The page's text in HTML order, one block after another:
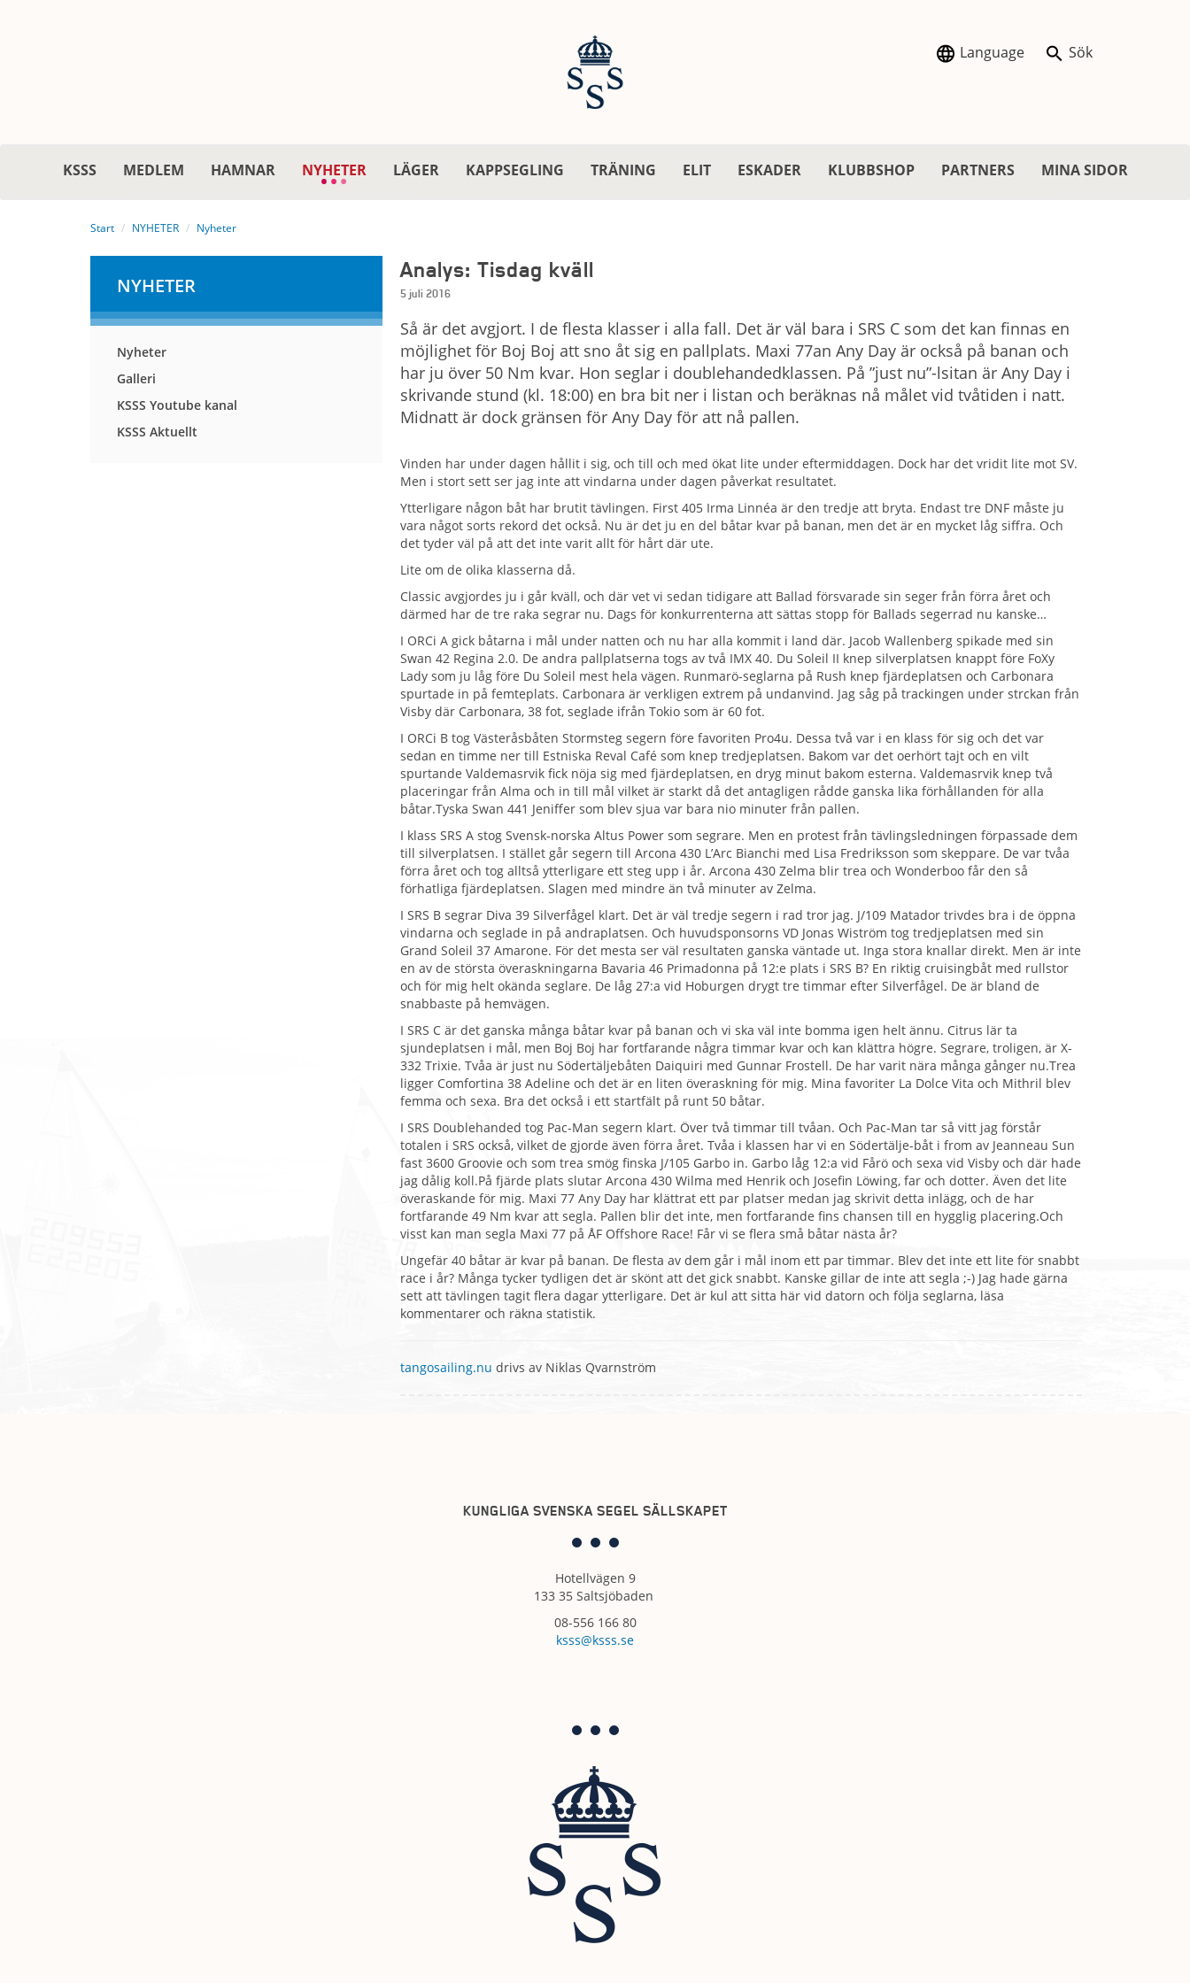
Language Sök
KSSS MEDLEM HAMNAR NYHETER LÄGER KAPPSEGLING TRÄNING ELIT ESKADER KLUBBSHOP PARTNERS MINA SIDOR
Start NYHETER Nyheter
NYHETER
Nyheter
Galleri
KSSS Youtube kanal
KSSS Aktuellt
Analys: Tisdag kväll
5 juli 2016
Så är det avgjort. I de flesta klasser i alla fall. Det är väl bara i SRS C som det kan finnas en
möjlighet för Boj Boj att sno åt sig en pallplats. Maxi 77an Any Day är också på banan och
har ju över 50 Nm kvar. Hon seglar i doublehandedklassen. På ”just nu”-lsitan är Any Day i
skrivande stund (kl. 18:00) en bra bit ner i listan och beräknas nå målet vid tvåtiden i natt.
Midnatt är dock gränsen för Any Day för att nå pallen.
Vinden har under dagen hållit i sig, och till och med ökat lite under eftermiddagen. Dock har det vridit lite mot SV.
Men i stort sett ser jag inte att vindarna under dagen påverkat resultatet.
Ytterligare någon båt har brutit tävlingen. First 405 Irma Linnéa är den tredje att bryta. Endast tre DNF måste ju
vara något sorts rekord det också. Nu är det ju en del båtar kvar på banan, men det är en mycket låg siffra. Och
det tyder väl på att det inte varit allt för hårt där ute.
Lite om de olika klasserna då.
Classic avgjordes ju i går kväll, och där vet vi sedan tidigare att Ballad försvarade sin seger från förra året och
därmed har de tre raka segrar nu. Dags för konkurrenterna att sättas stopp för Ballads segerrad nu kanske…
I ORCi A gick båtarna i mål under natten och nu har alla kommit i land där. Jacob Wallenberg spikade med sin
Swan 42 Regina 2.0. De andra pallplatserna togs av två IMX 40. Du Soleil II knep silverplatsen knappt före FoXy
Lady som ju låg före Du Soleil mest hela vägen. Runmarö-seglarna på Rush knep fjärdeplatsen och Carbonara
spurtade in på femteplats. Carbonara är verkligen extrem på undanvind. Jag såg på trackingen under strckan från
Visby där Carbonara, 38 fot, seglade ifrån Tokio som är 60 fot.
I ORCi B tog Västeråsbåten Stormsteg segern före favoriten Pro4u. Dessa två var i en klass för sig och det var
sedan en timme ner till Estniska Reval Café som knep tredjeplatsen. Bakom var det oerhört tajt och en vilt
spurtande Valdemasrvik fick nöja sig med fjärdeplatsen, en dryg minut bakom esterna. Valdemasrvik knep två
placeringar från Alma och in till mål vilket är starkt då det antagligen rådde ganska lika förhållanden för alla
båtar.Tyska Swan 441 Jeniffer som blev sjua var bara nio minuter från pallen.
I klass SRS A stog Svensk-norska Altus Power som segrare. Men en protest från tävlingsledningen förpassade dem
till silverplatsen. I stället går segern till Arcona 430 L’Arc Bianchi med Lisa Fredriksson som skeppare. De var tvåa
förra året och tog alltså ytterligare ett steg upp i år. Arcona 430 Zelma blir trea och Wonderboo får den så
förhatliga fjärdeplatsen. Slagen med mindre än två minuter av Zelma.
I SRS B segrar Diva 39 Silverfågel klart. Det är väl tredje segern i rad tror jag. J/109 Matador trivdes bra i de öppna
vindarna och seglade in på andraplatsen. Och huvudsponsorns VD Jonas Wiström tog tredjeplatsen med sin
Grand Soleil 37 Amarone. För det mesta ser väl resultaten ganska väntade ut. Inga stora knallar direkt. Men är inte
en av de största överaskningarna Bavaria 46 Primadonna på 12:e plats i SRS B? En riktig cruisingbåt med rullstor
och för mig helt okända seglare. De låg 27:a vid Hoburgen drygt tre timmar efter Silverfågel. De är bland de
snabbaste på hemvägen.
I SRS C är det ganska många båtar kvar på banan och vi ska väl inte bomma igen helt ännu. Citrus lär ta
sjundeplatsen i mål, men Boj Boj har fortfarande några timmar kvar och kan klättra högre. Segrare, troligen, är X-
332 Trixie. Tvåa är just nu Södertäljebåten Daiquiri med Gunnar Frostell. De har varit nära många gånger nu.Trea
ligger Comfortina 38 Adeline och det är en liten överaskning för mig. Mina favoriter La Dolce Vita och Mithril blev
femma och sexa. Bra det också i ett startfält på runt 50 båtar.
I SRS Doublehanded tog Pac-Man segern klart. Över två timmar till tvåan. Och Pac-Man tar så vitt jag förstår
totalen i SRS också, vilket de gjorde även förra året. Tvåa i klassen har vi en Södertälje-båt i from av Jeanneau Sun
fast 3600 Groovie och som trea smög finska J/105 Garbo in. Garbo låg 12:a vid Fårö och sexa vid Visby och där hade
jag dålig koll.På fjärde plats slutar Arcona 430 Wilma med Henrik och Josefin Löwing, far och dotter. Även det lite
överaskande för mig. Maxi 77 Any Day har klättrat ett par platser medan jag skrivit detta inlägg, och de har
fortfarande 49 Nm kvar att segla. Pallen blir det inte, men fortfarande fins chansen till en hygglig placering.Och
visst kan man segla Maxi 77 på ÅF Offshore Race! Får vi se flera små båtar nästa år?
Ungefär 40 båtar är kvar på banan. De flesta av dem går i mål inom ett par timmar. Blev det inte ett lite för snabbt
race i år? Många tycker tydligen det är skönt att det gick snabbt. Kanske gillar de inte att segla ;-) Jag hade gärna
sett att tävlingen tagit flera dagar ytterligare. Det är kul att sitta här vid datorn och följa seglarna, läsa
kommentarer och räkna statistik.
tangosailing.nu drivs av Niklas Qvarnström
KUNGLIGA SVENSKA SEGEL SÄLLSKAPET
Hotellvägen 9
133 35 Saltsjöbaden
08-556 166 80
ksss@ksss.se